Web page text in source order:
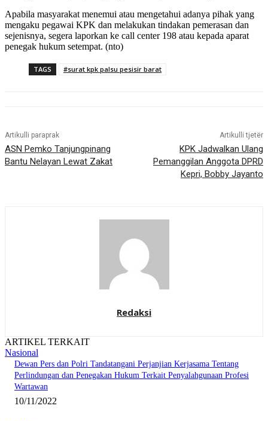
Apabila masyarakat menemui atau mengetahui adanya pihak yang
mengaku pegawai KPK dan melakukan tindakan pemerasan dan
sejenisnya, segera laporkan ke call center 198 atau kepada aparat
penegak hukum setempat. (nto)
TAGS #surat kpk palsu pesisir barat
Artikulli paraprak
ASN Pemko Tanjungpinang
Bantu Nelayan Lewat Zakat
Artikulli tjetër
KPK Jadwalkan Ulang
Pemanggilan Anggota DPRD
Kepri, Bobby Jayanto
Redaksi
ARTIKEL TERKAIT
Nasional
Dewan Pers dan Polri Tandatangani Perjanjian Kerjasama Tentang
Perlindungan dan Penegakan Hukum Terkait Penyalahgunaan Profesi
Wartawan
10/11/2022